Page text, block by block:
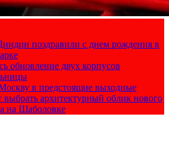
поздравили с днем рождения в
обновление двух корпусов
в предстоящие выходные
архитектурный облик нового
на Шаболовке